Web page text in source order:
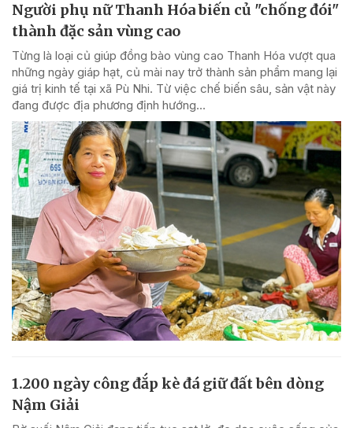
Người phụ nữ Thanh Hóa biến củ "chống đói"
thành đặc sản vùng cao
Từng là loại củ giúp đồng bào vùng cao Thanh Hóa vượt qua
những ngày giáp hạt, củ mài nay trở thành sản phẩm mang lại
giá trị kinh tế tại xã Pù Nhi. Từ việc chế biến sâu, sản vật này
đang được địa phương định hướng...
1.200 ngày công đắp kè đá giữ đất bên dòng
Nậm Giải